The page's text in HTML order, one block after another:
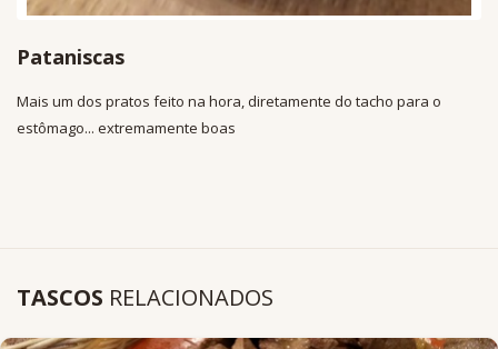
Pataniscas
Mais um dos pratos feito na hora, diretamente do tacho para o
estômago... extremamente boas
TASCOS RELACIONADOS